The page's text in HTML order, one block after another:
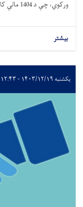
ورکوي،چې د 1404 مالي کال لپاره د لیلیې پخلنځي او دفاترو ژمني . . .
بیشتر
یکشنبه ۱۴۰۳/۱۲/۱۹ - ۱۲:۴۳